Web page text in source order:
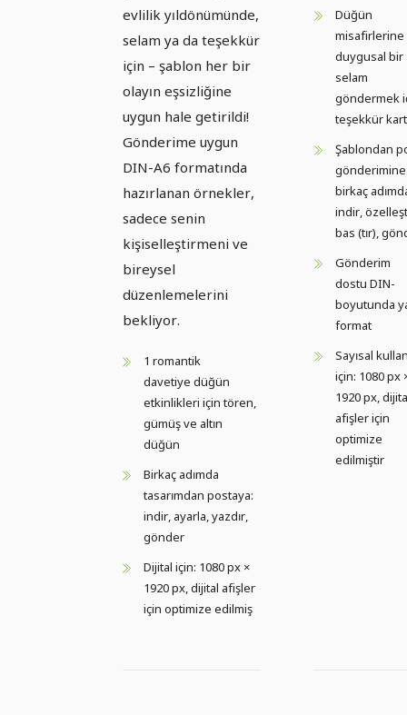
evlilik yıldönümünde,
selam ya da teşekkür
için – şablon her bir
olayın eşsizliğine
uygun hale getirildi!
Gönderime uygun
DIN-A6 formatında
hazırlanan örnekler,
sadece senin
kişiselleştirmeni ve
bireysel
düzenlemelerini
bekliyor.
1 romantik
davetiye düğün
etkinlikleri için tören,
gümüş ve altın
düğün
Birkaç adımda
tasarımdan postaya:
indir, ayarla, yazdır,
gönder
Dijital için: 1080 px ×
1920 px, dijital afişler
için optimize edilmiş
Düğün
misafirlerine
duygusal bir
selam
göndermek
teşekkür
Şablondan
gönderimine
birkaç
indir,
bas (tır),
Gönderim
dostu DIN-
boyutunda
format
Sayısal
için: 1080 px
1920 px,
afişler için
optimize
edilmiştir